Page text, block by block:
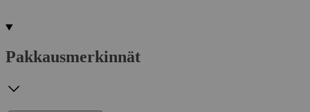
Pakkausmerkinnät